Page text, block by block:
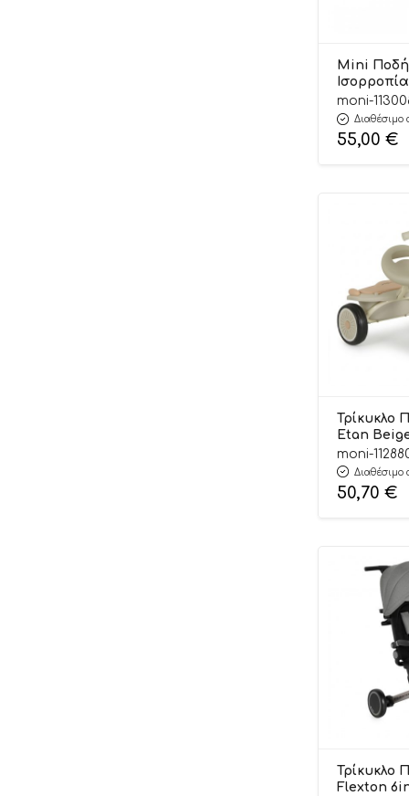
Mini
12m+
Byox
moni-
Διαθέσιμο
55,00 €
Τρίκυκλο
Etan
Byox
moni-
Διαθέσιμο
50,70 €
Τρίκυκλο
Flexton